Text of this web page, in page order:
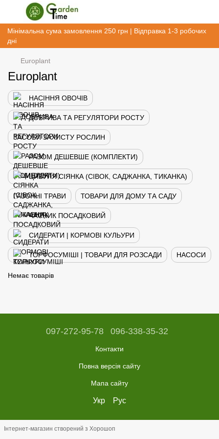
Мінімальна сума замовлення 250 грн | Відправка 1-3 робочих
дні
Europlant
Europlant
НАСІННЯ ОВОЧІВ
ДОБРИВА ТА РЕГУЛЯТОРИ РОСТУ
ЗАСОБИ ЗАХИСТУ РОСЛИН
РАЗОМ ДЕШЕВШЕ (КОМПЛЕКТИ)
ЦИБУЛЯ СІЯНКА (СІВОК, САДЖАНКА, ТИКАНКА)
ГАЗОННІ ТРАВИ ТОВАРИ ДЛЯ ДОМУ ТА САДУ
ЧАСНИК ПОСАДКОВИЙ
СИДЕРАТИ | КОРМОВІ КУЛЬУРИ
ТОРФОСУМІШІ | ТОВАРИ ДЛЯ РОЗСАДИ НАСОСИ
Немає товарів
097-272-95-78 096-338-35-32
Контакти
Повна версія сайту
Мапа сайту
Укр Рус
Інтернет-магазин створений з Хорошоп